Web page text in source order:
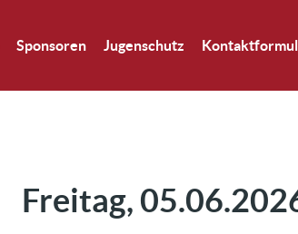
Sponsoren Jugenschutz
Freitag,